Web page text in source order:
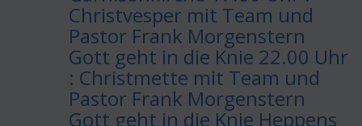
Christvesper mit Team und
Pastor Frank Morgenstern
Gott geht in die Knie 22.00 Uhr
: Christmette mit Team und
Pastor Frank Morgenstern
Gott geht in die Knie Heppens